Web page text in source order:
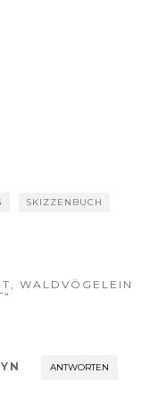
SKIZZENBUCH
WALDVÖGELEIN
ANTWORTEN